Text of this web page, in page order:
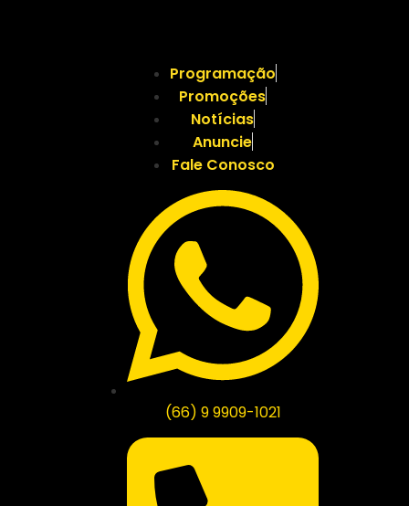
Programação
Promoções
Notícias
Anuncie
Fale Conosco
(66) 9 9909-1021